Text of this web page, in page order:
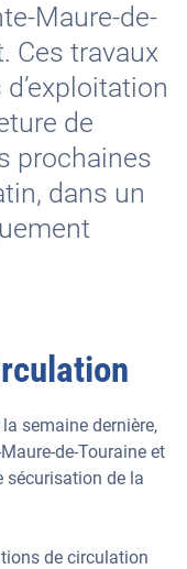
Maure-de-
Ces travaux
de
prochaines
dans un
semaine dernière,
de-Touraine et
sécurisation de la
de circulation